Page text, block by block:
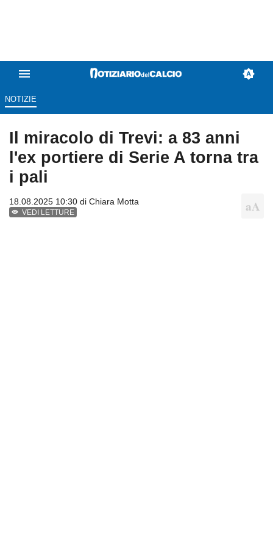
NOTIZIE
Il miracolo di Trevi: a 83 anni
l'ex portiere di Serie A torna tra
i pali
18.08.2025 10:30 di Chiara Motta
VEDI LETTURE